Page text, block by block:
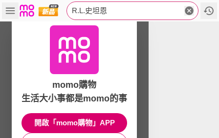
R.L.史坦恩
momo購物
生活大小事都是momo的事
開啟「momo購物」APP